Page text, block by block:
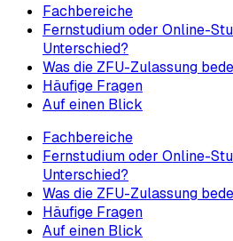
Fachbereiche
Fernstudium oder Online-
Unterschied?
Was die ZFU-Zulassung
Häufige Fragen
Auf einen Blick
Fachbereiche
Fernstudium oder Online-
Unterschied?
Was die ZFU-Zulassung
Häufige Fragen
Auf einen Blick